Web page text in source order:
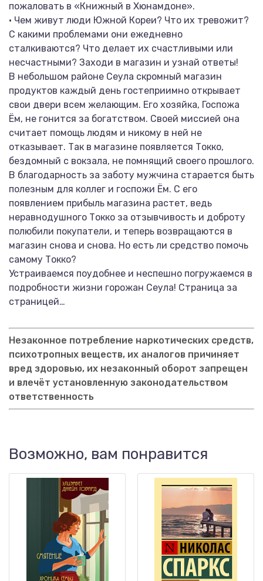
пожаловать в «Книжный в Хюнамдоне».
• Чем живут люди Южной Кореи? Что их тревожит?
С какими проблемами они ежедневно
сталкиваются? Что делает их счастливыми или
несчастными? Заходи в магазин и узнай ответы!
В небольшом районе Сеула скромный магазин
продуктов каждый день гостеприимно открывает
свои двери всем желающим. Его хозяйка, Госпожа
Ём, не гонится за богатством. Своей миссией она
считает помощь людям и никому в ней не
отказывает. Так в магазине появляется Токко,
бездомный с вокзала, не помнящий своего прошлого.
В благодарность за заботу мужчина старается быть
полезным для коллег и госпожи Ём. С его
появлением прибыль магазина растет, ведь
неравнодушного Токко за отзывчивость и доброту
полюбили покупатели, и теперь возвращаются в
магазин снова и снова. Но есть ли средство помочь
самому Токко?
Устраиваемся поудобнее и неспешно погружаемся в
подробности жизни горожан Сеула! Страница за
страницей…
Незаконное потребление наркотических средств,
психотропных веществ, их аналогов причиняет
вред здоровью, их незаконный оборот запрещен
и влечёт установленную законодательством
ответственность
Возможно, вам понравится